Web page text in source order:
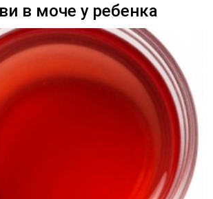
в моче у ребенка